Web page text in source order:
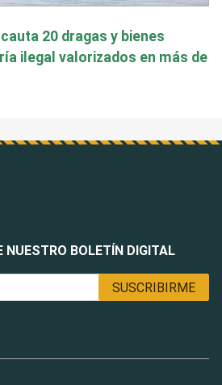
20 dragas y bienes
ilegal valorizados en más de
NUESTRO BOLETÍN DIGITAL